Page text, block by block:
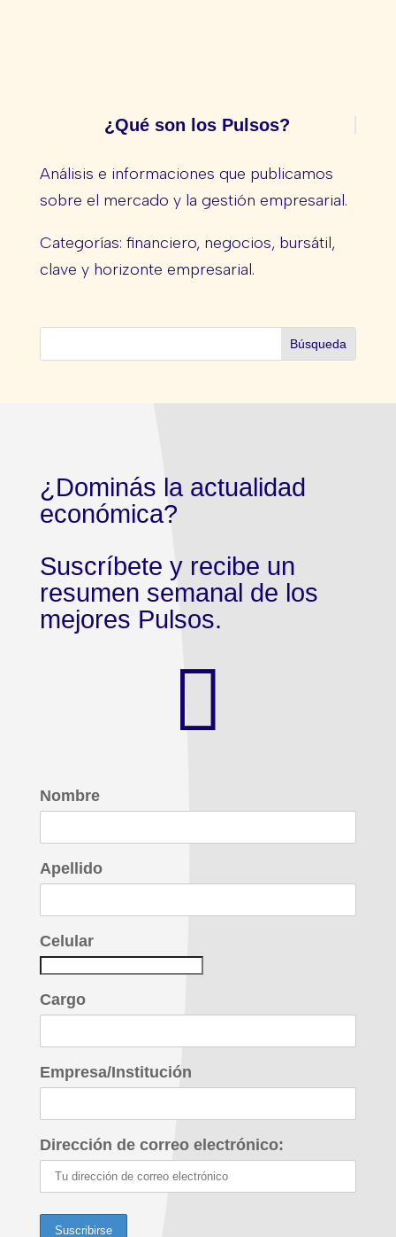
¿Qué son los Pulsos?
Análisis e informaciones que publicamos
sobre el mercado y la gestión empresarial.
Categorías: financiero, negocios, bursátil,
clave y horizonte empresarial.
¿Dominás la actualidad
económica?
Suscríbete y recibe un
resumen semanal de los
mejores Pulsos.

Nombre
Apellido
Celular
Cargo
Empresa/Institución
Dirección de correo electrónico: